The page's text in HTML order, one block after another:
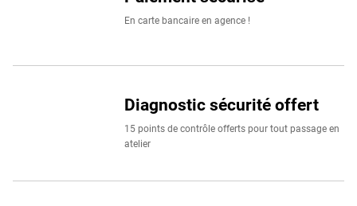
En carte bancaire en agence !
Diagnostic sécurité offert
15 points de contrôle offerts pour tout passage en
atelier